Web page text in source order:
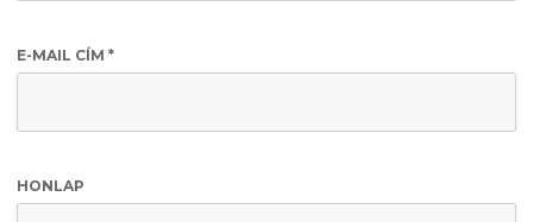
E-MAIL CÍM *
HONLAP